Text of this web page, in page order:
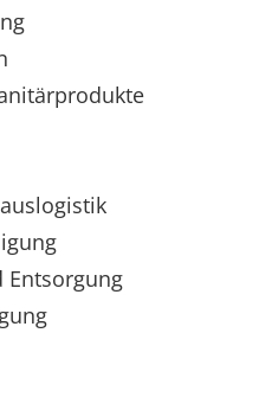
Entsorgung